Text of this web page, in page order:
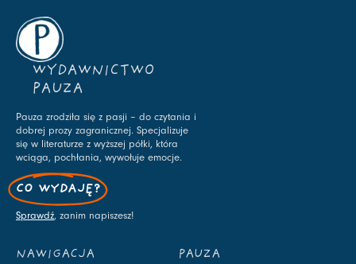
WYDAWNICTWO
PAUZA
Pauza zrodziła się z pasji – do czytania i
dobrej prozy zagranicznej. Specjalizuje
się w literaturze z wyższej półki, która
wciąga, pochłania, wywołuje emocje.
CO WYDAJĘ?
Sprawdź, zanim napiszesz!
NAWIGACJA PAUZA